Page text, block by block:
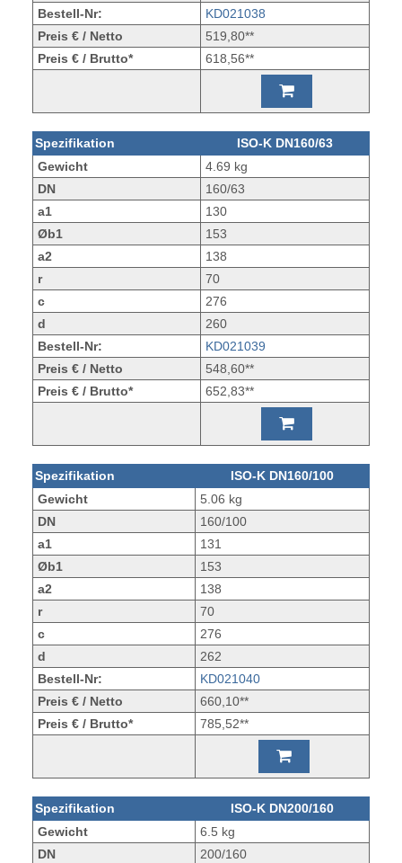
Bestell-Nr:
KD021038
Preis € / Netto
519,80**
Preis € / Brutto*
618,56**
Spezifikation
ISO-K DN160/63
Gewicht
4.69 kg
DN
160/63
a1
130
Øb1
153
a2
138
r
70
c
276
d
260
Bestell-Nr:
KD021039
Preis € / Netto
548,60**
Preis € / Brutto*
652,83**
Spezifikation
ISO-K DN160/100
Gewicht
5.06 kg
DN
160/100
a1
131
Øb1
153
a2
138
r
70
c
276
d
262
Bestell-Nr:
KD021040
Preis € / Netto
660,10**
Preis € / Brutto*
785,52**
Spezifikation
ISO-K DN200/160
Gewicht
6.5 kg
DN
200/160